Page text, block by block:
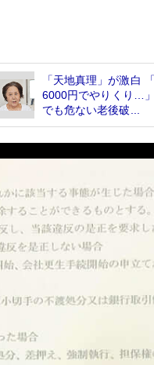
「天地真理」が激白
6000円でやりくり…
でも危ない老後破...